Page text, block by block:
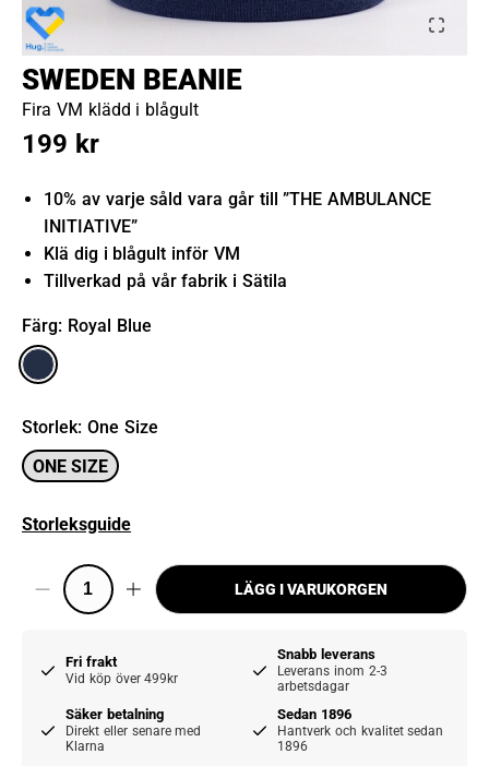
SWEDEN BEANIE
Fira VM klädd i blågult
199 kr
10% av varje såld vara går till ”THE AMBULANCE
INITIATIVE”
Klä dig i blågult inför VM
Tillverkad på vår fabrik i Sätila
Färg: Royal Blue
Storlek: One Size
ONE SIZE
Storleksguide
LÄGG I VARUKORGEN
Fri frakt
Vid köp över 499kr
Snabb leverans
Leverans inom 2-3
arbetsdagar
Säker betalning
Direkt eller senare med
Klarna
Sedan 1896
Hantverk och kvalitet sedan
1896